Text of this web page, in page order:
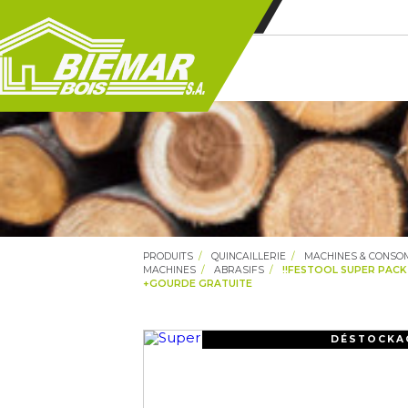
PRODUITS QUINCAILLERIE MACHINES &
MACHINES
ABRASIFS
!!FESTOOL SUPER
+GOURDE GRATUITE